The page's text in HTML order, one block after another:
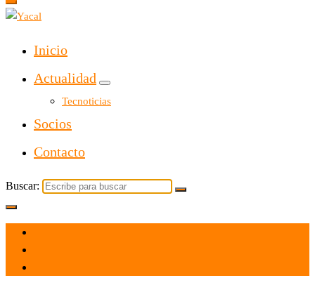
Yacal micro hosting
Inicio
Actualidad
Tecnoticias
Socios
Contacto
Buscar: